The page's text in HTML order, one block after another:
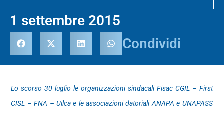
1 settembre 2015
Condividi
Lo scorso 30 luglio le organizzazioni sindacali Fisac CGIL – First
CISL – FNA – Uilca e le associazioni datoriali ANAPA e UNAPASS